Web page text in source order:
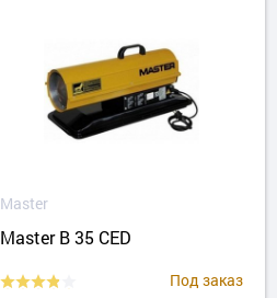
Master
Master B 35 CED
Под заказ